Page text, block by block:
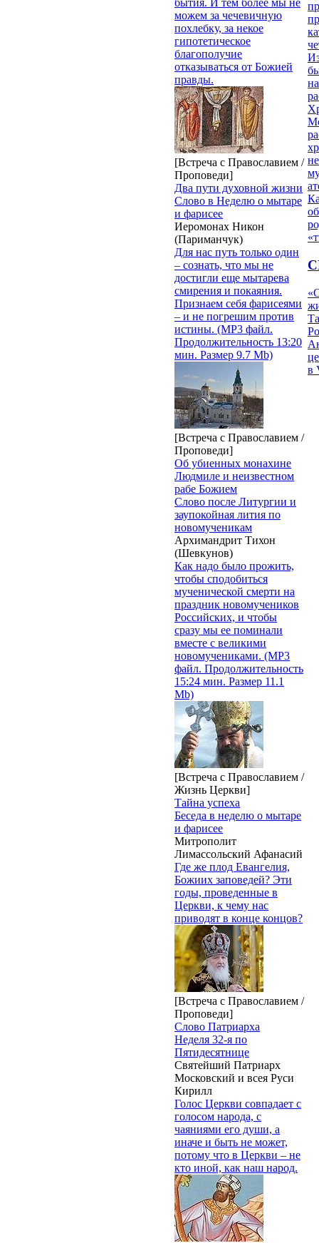
можем за чечевичную
похлебку, за некое
гипотетическое
благополучие
отказываться от Божией
правды.
[Встреча с Православием /
Проповеди]
Два пути духовной жизни
Слово в Неделю о мытаре
и фарисее
Иеромонах Никон
(Париманчук)
Для нас путь только один
– сознать, что мы не
достигли еще мытарева
смирения и покаяния.
Признаем себя фарисеями
– и не погрешим против
истины. (MP3 файл.
Продолжительность 13:20
мин. Размер 9.7 Mb)
[Встреча с Православием /
Проповеди]
Об убиенных монахине
Людмиле и неизвестном
рабе Божием
Слово после Литургии и
заупокойная лития по
новомученикам
Архимандрит Тихон
(Шевкунов)
Как надо было прожить,
чтобы сподобиться
мученической смерти на
праздник новомучеников
Российских, и чтобы
сразу мы ее поминали
вместе с великими
новомучениками. (MP3
файл. Продолжительность
15:24 мин. Размер 11.1
Mb)
[Встреча с Православием /
Жизнь Церкви]
Тайна успеха
Беседа в неделю о мытаре
и фарисее
Митрополит
Лимассольский Афанасий
Где же плод Евангелия,
Божиих заповедей? Эти
годы, проведенные в
Церкви, к чему нас
приводят в конце концов?
[Встреча с Православием /
Проповеди]
Слово Патриарха
Неделя 32-я по
Пятидесятнице
Святейший Патриарх
Московский и всея Руси
Кирилл
Голос Церкви совпадает с
голосом народа, с
чаяниями его души, а
иначе и быть не может,
потому что в Церкви – не
кто иной, как наш народ.
в